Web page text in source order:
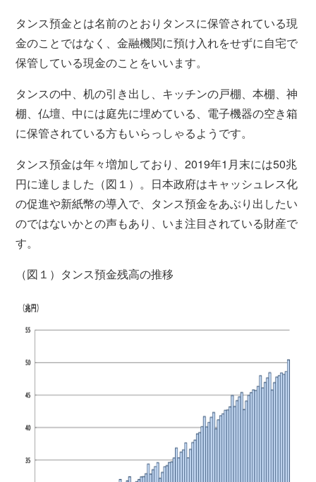
タンス預金とは名前のとおりタンスに保管されている現
金のことではなく、金融機関に預け入れをせずに自宅で
保管している現金のことをいいます。
タンスの中、机の引き出し、キッチンの戸棚、本棚、神
棚、仏壇、中には庭先に埋めている、電子機器の空き箱
に保管されている方もいらっしゃるようです。
タンス預金は年々増加しており、2019年1月末には50兆
円に達しました（図１）。日本政府はキャッシュレス化
の促進や新紙幣の導入で、タンス預金をあぶり出したい
のではないかとの声もあり、いま注目されている財産で
す。
（図１）タンス預金残高の推移